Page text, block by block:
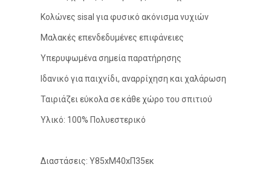
Κολώνες sisal για φυσικό ακόνισμα νυχιών
Μαλακές επενδεδυμένες επιφάνειες
Υπερυψωμένα σημεία παρατήρησης
Ιδανικό για παιχνίδι, αναρρίχηση και χαλάρωση
Ταιριάζει εύκολα σε κάθε χώρο του σπιτιού
Υλικό: 100% Πολυεστερικό
Διαστάσεις: Υ85xΜ40xΠ35εκ